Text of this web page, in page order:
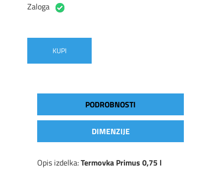
Zaloga
KUPI
PODROBNOSTI
DIMENZIJE
Opis izdelka:Termovka Primus 0,75 l